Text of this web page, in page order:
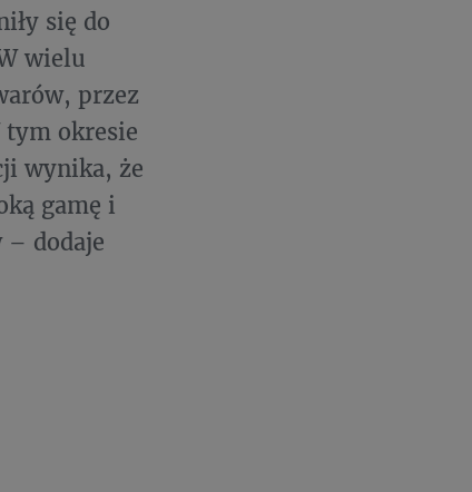
się do
wielu
przez
okresie
wynika, że
gamę i
– dodaje